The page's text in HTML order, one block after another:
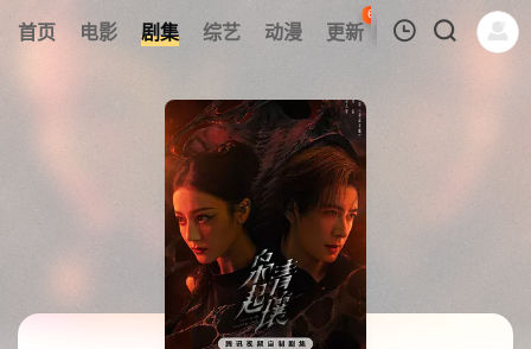
首页 电影 剧集 综艺 动漫 更新
60
热榜 APP
暂无观看影片的记录